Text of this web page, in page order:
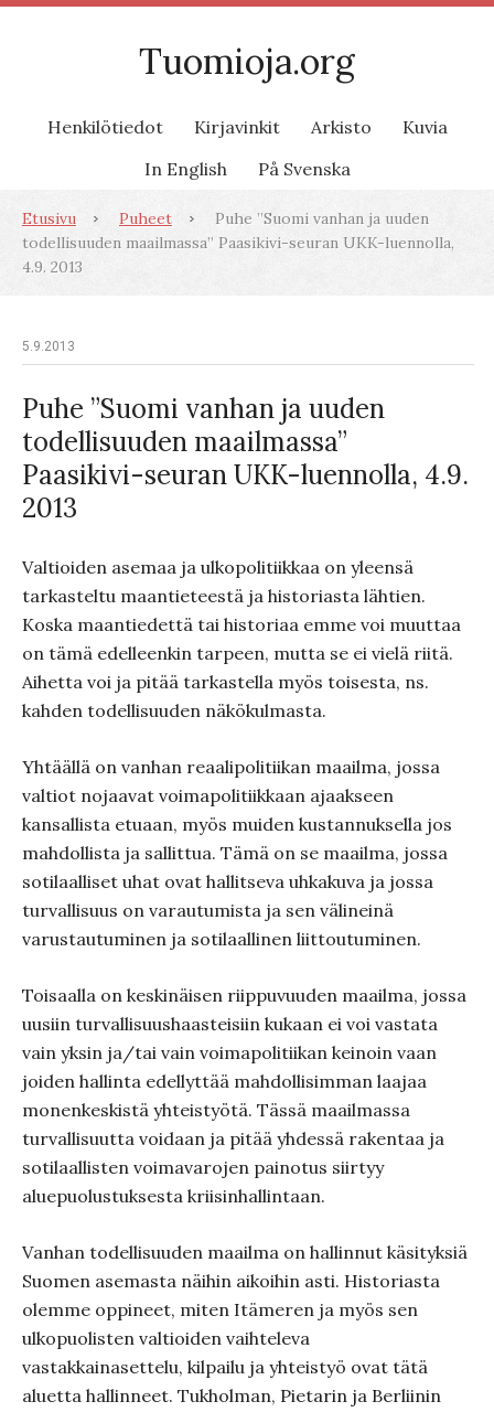
Tuomioja.org
Henkilötiedot Kirjavinkit Arkisto
Kuvia
In English
På Svenska
Etusivu Puheet
Puhe ”Suomi vanhan ja uuden
todellisuuden maailmassa” Paasikivi-seuran UKK-luennolla,
4.9. 2013
5.9.2013
Puhe ”Suomi vanhan ja uuden
todellisuuden maailmassa”
Paasikivi-seuran UKK-luennolla, 4.9.
2013
Valtioiden asemaa ja ulkopolitiikkaa on yleensä
tarkasteltu maantieteestä ja historiasta lähtien.
Koska maantiedettä tai historiaa emme voi muuttaa
on tämä edelleenkin tarpeen, mutta se ei vielä riitä.
Aihetta voi ja pitää tarkastella myös toisesta, ns.
kahden todellisuuden näkökulmasta.
Yhtäällä on vanhan reaalipolitiikan maailma, jossa
valtiot nojaavat voimapolitiikkaan ajaakseen
kansallista etuaan, myös muiden kustannuksella jos
mahdollista ja sallittua. Tämä on se maailma, jossa
sotilaalliset uhat ovat hallitseva uhkakuva ja jossa
turvallisuus on varautumista ja sen välineinä
varustautuminen ja sotilaallinen liittoutuminen.
Toisaalla on keskinäisen riippuvuuden maailma, jossa
uusiin turvallisuushaasteisiin kukaan ei voi vastata
vain yksin ja/tai vain voimapolitiikan keinoin vaan
joiden hallinta edellyttää mahdollisimman laajaa
monenkeskistä yhteistyötä. Tässä maailmassa
turvallisuutta voidaan ja pitää yhdessä rakentaa ja
sotilaallisten voimavarojen painotus siirtyy
aluepuolustuksesta kriisinhallintaan.
Vanhan todellisuuden maailma on hallinnut käsityksiä
Suomen asemasta näihin aikoihin asti. Historiasta
olemme oppineet, miten Itämeren ja myös sen
ulkopuolisten valtioiden vaihteleva
vastakkainasettelu, kilpailu ja yhteistyö ovat tätä
aluetta hallinneet. Tukholman, Pietarin ja Berliinin